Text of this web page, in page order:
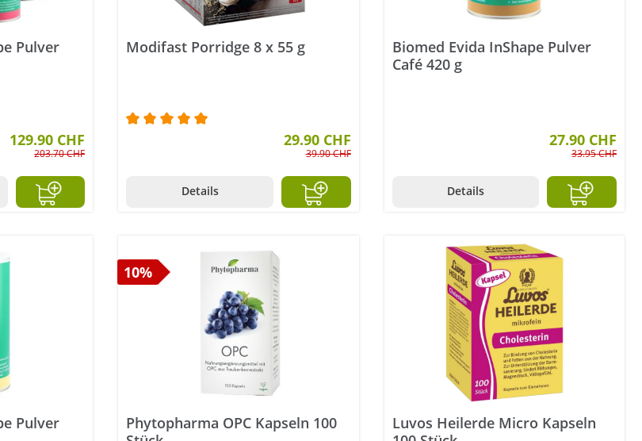
Pulver
von 5 von 5 Sternen
129.90 CHF
203.70 CHF
Modifast Porridge 8 x 55 g
Durchschnittliche Bewertung von 5 von 5 Sternen
29.90 CHF
39.90 CHF
Details
Biomed Evida InShape Pulver
Café 420 g
27.90 CHF
33.95 CHF
Details
Pulver
10%
Phytopharma OPC Kapseln 100
Luvos Heilerde Micro Kapseln